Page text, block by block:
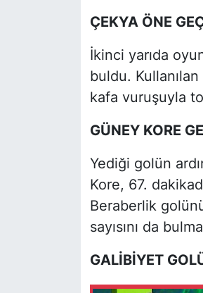
ÇEKYA ÖNE
İkinci yarıda
buldu.
kafa vuruşuyla
GÜNEY KORE
Yediği golün
Kore, 67.
Beraberlik
sayısını da
GALİBİYET